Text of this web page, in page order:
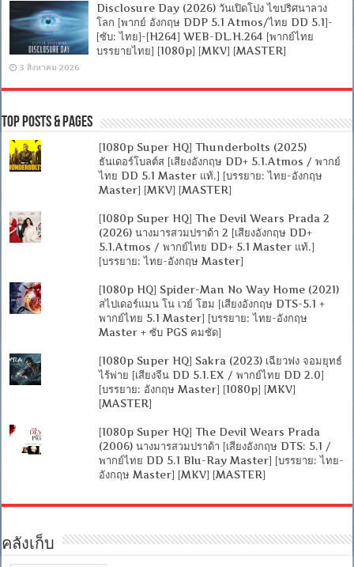
Disclosure Day (2026) วันเปิดโปง ไขปริศนาลวง
โลก [พากย์ อังกฤษ DDP 5.1 Atmos/ไทย DD 5.1]-
[ซับ: ไทย]-[H264] WEB-DL.H.264 [พากย์ไทย
บรรยายไทย] [1080p] [MKV] [MASTER]
3 สิงหาคม 2026
Top Posts & Pages
[1080p Super HQ] Thunderbolts (2025)
ธันเดอร์โบลต์ส [เสียงอังกฤษ DD+ 5.1.Atmos / พากย์
ไทย DD 5.1 Master แท้.] [บรรยาย: ไทย-อังกฤษ
Master] [MKV] [MASTER]
[1080p Super HQ] The Devil Wears Prada 2
(2026) นางมารสวมปราด้า 2 [เสียงอังกฤษ DD+
5.1.Atmos / พากย์ไทย DD+ 5.1 Master แท้.]
[บรรยาย: ไทย-อังกฤษ Master]
[1080p HQ] Spider-Man No Way Home (2021)
สไปเดอร์แมน โน เวย์ โฮม [เสียงอังกฤษ DTS-5.1 +
พากย์ไทย 5.1 Master] [บรรยาย: ไทย-อังกฤษ
Master + ซับ PGS คมชัด]
[1080p Super HQ] Sakra (2023) เฉียวฟง จอมยุทธ์
ไร้พ่าย [เสียงจีน DD 5.1.EX / พากย์ไทย DD 2.0]
[บรรยาย: อังกฤษ Master] [1080p] [MKV]
[MASTER]
[1080p Super HQ] The Devil Wears Prada
(2006) นางมารสวมปราด้า [เสียงอังกฤษ DTS: 5.1 /
พากย์ไทย DD 5.1 Blu-Ray Master] [บรรยาย: ไทย-
อังกฤษ Master] [MKV] [MASTER]
คลังเก็บ